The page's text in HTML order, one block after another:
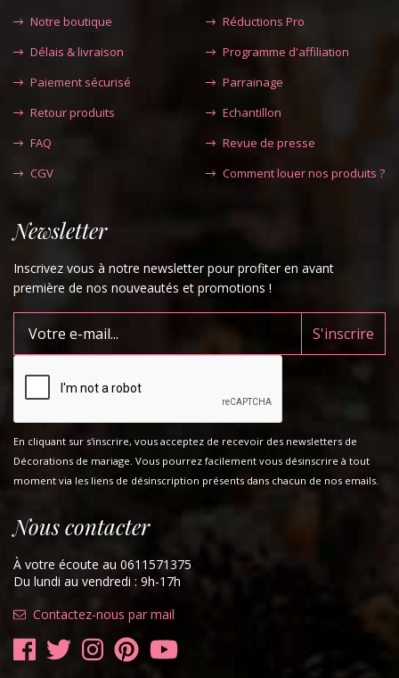
Notre boutique
Délais & livraison
Paiement sécurisé
Retour produits
FAQ
CGV
Réductions Pro
Programme d'affiliation
Parrainage
Echantillon
Revue de presse
Comment louer nos produits ?
Newsletter
Inscrivez vous à notre newsletter pour profiter en avant
première de nos nouveautés et promotions !
En cliquant sur s'inscrire, vous acceptez de recevoir des newsletters de
Décorations de mariage. Vous pourrez facilement vous désinscrire à tout
moment via les liens de désinscription présents dans chacun de nos emails.
Nous contacter
À votre écoute au 0611571375
Du lundi au vendredi : 9h-17h
Contactez-nous par mail